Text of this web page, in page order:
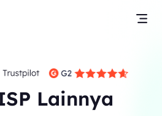
Lainnya